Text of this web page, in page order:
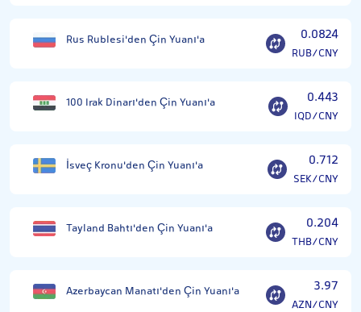
Rus Rublesi'den Çin Yuanı'a 0.0824
RUB/CNY
100 Irak Dinarı'den Çin Yuanı'a 0.443
IQD/CNY
İsveç Kronu'den Çin Yuanı'a 0.712
SEK/CNY
Tayland Bahtı'den Çin Yuanı'a 0.204
THB/CNY
Azerbaycan Manatı'den Çin Yuanı'a 3.97
AZN/CNY